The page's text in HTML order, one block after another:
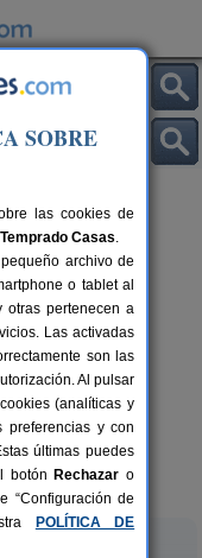
del
8-14+2 pers.
desde27 €
SOBRE
las cookies de
Casas.
archivo de
o tablet al
otras pertenecen a
Las activadas
son las
Al pulsar
(analíticas y
preferencias y con
últimas puedes
botón Rechazar o
“Configuración de
POLÍTICA DE